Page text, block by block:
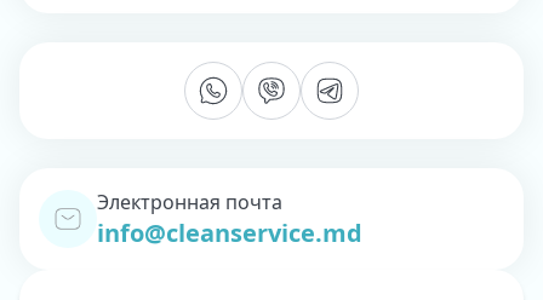
Электронная почта
info@cleanservice.md